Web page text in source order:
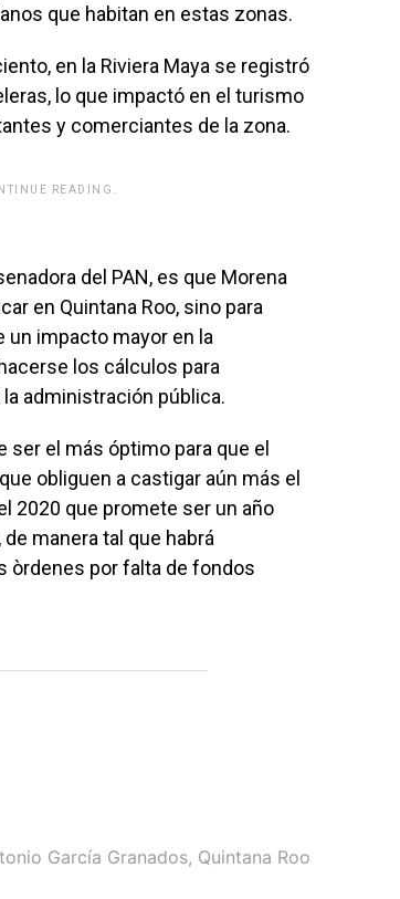
que habitan en estas zonas.
en la Riviera Maya se registró
lo que impactó en el turismo
y comerciantes de la zona.
READING.
del PAN, es que Morena
en Quintana Roo, sino para
impacto mayor en la
los cálculos para
administración pública.
ser el más óptimo para que el
obliguen a castigar aún más el
2020 que promete ser un año
manera tal que habrá
òrdenes por falta de fondos
García Granados, Quintana Roo